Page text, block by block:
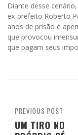
Diante desse
ex-prefeito Roberto
anos de prisão é
que provocou
que pagam seus
PREVIOUS POST
UM TIRO NO